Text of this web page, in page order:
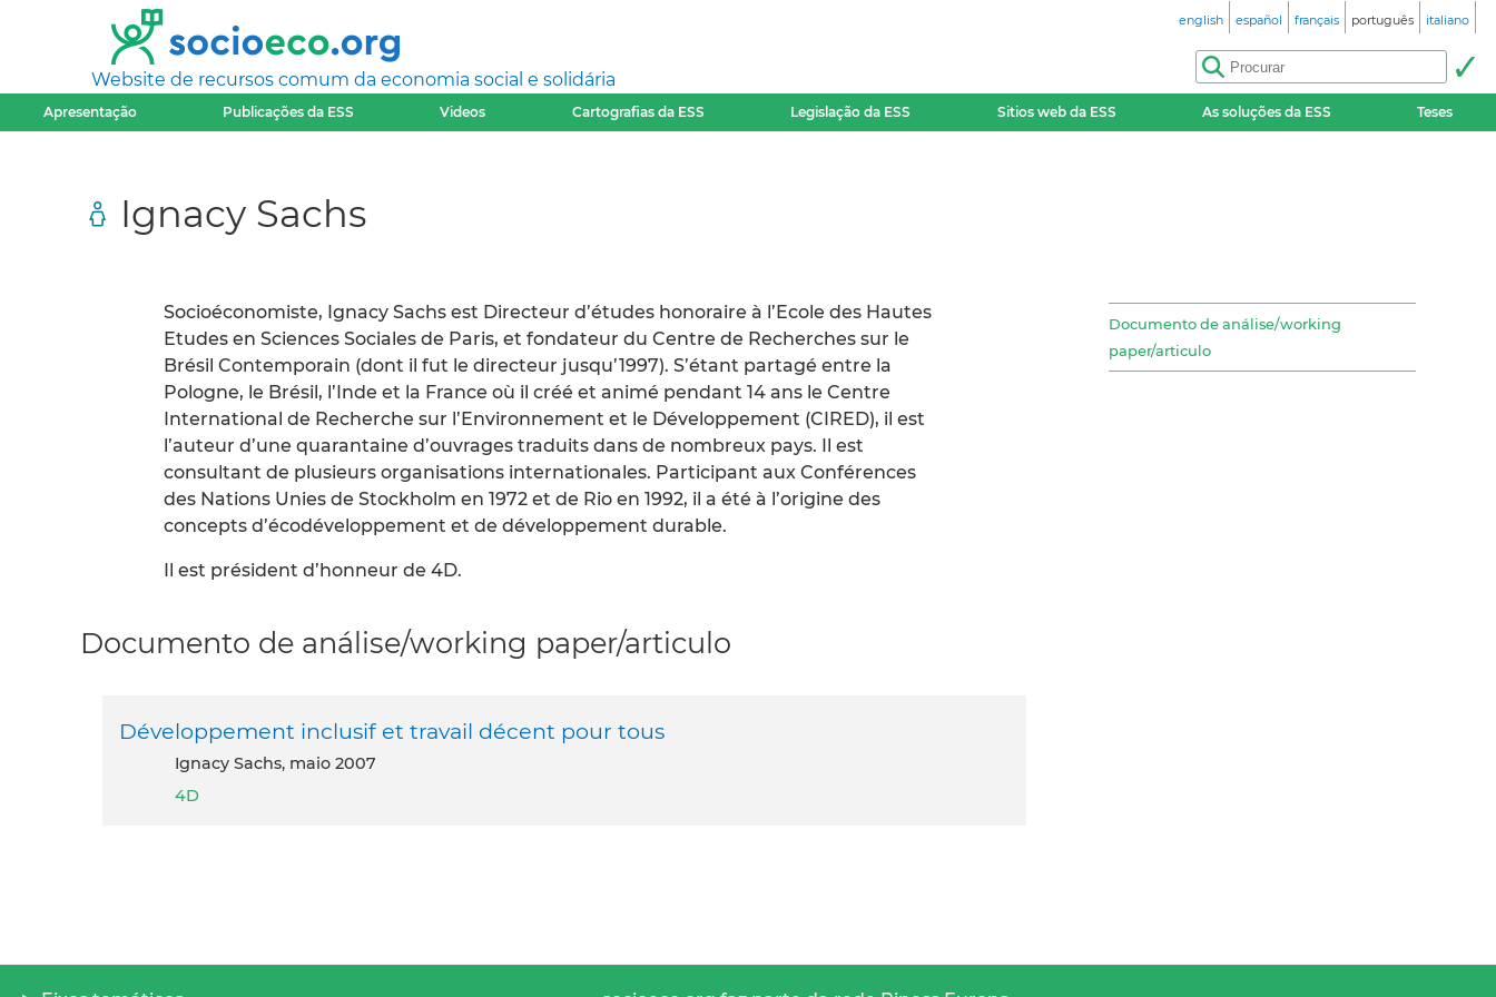
Website de recursos comum da economia social e solidária
english español français português italiano
Apresentação Publicações da ESS Videos Cartografias da ESS Legislação da ESS Sitios web da ESS As soluções da ESS Teses
Ignacy Sachs
Socioéconomiste, Ignacy Sachs est Directeur d’études honoraire à l’Ecole des Hautes
Etudes en Sciences Sociales de Paris, et fondateur du Centre de Recherches sur le
Brésil Contemporain (dont il fut le directeur jusqu’1997). S’étant partagé entre la
Pologne, le Brésil, l’Inde et la France où il créé et animé pendant 14 ans le Centre
International de Recherche sur l’Environnement et le Développement (CIRED), il est
l’auteur d’une quarantaine d’ouvrages traduits dans de nombreux pays. Il est
consultant de plusieurs organisations internationales. Participant aux Conférences
des Nations Unies de Stockholm en 1972 et de Rio en 1992, il a été à l’origine des
concepts d’écodéveloppement et de développement durable.
Il est président d’honneur de 4D.
Documento de análise/working
paper/articulo
Documento de análise/working paper/articulo
Développement inclusif et travail décent pour tous
Ignacy Sachs, maio 2007
4D